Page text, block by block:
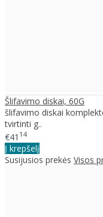
Šlifavimo diskai, 60G
šlifavimo diskai
tvirtinti g..
€41 14
Į krepšelį
Susijusios prekės Visos